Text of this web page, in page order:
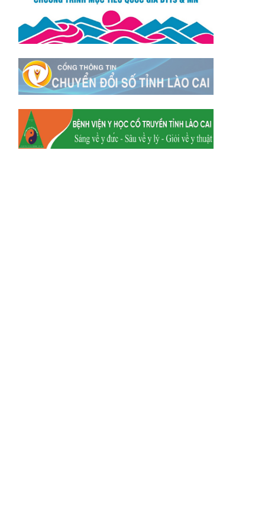
Xã Mường
Hum
Xã Y Tý
Xã A Mú Sung
Xã Trịnh Tường
Xã Nậm Chày
Xã Bản Xèo
Xã Bát Xát
Xã Võ Lao
Xã Khánh Yên
Xã Văn Bàn
Xã Dương Quỳ